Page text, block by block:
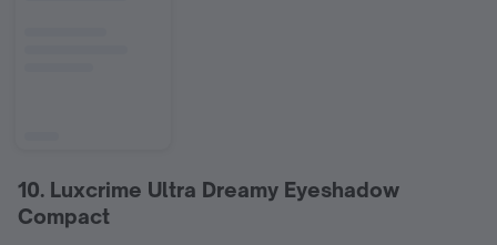
10. Luxcrime Ultra Dreamy Eyeshadow
Compact